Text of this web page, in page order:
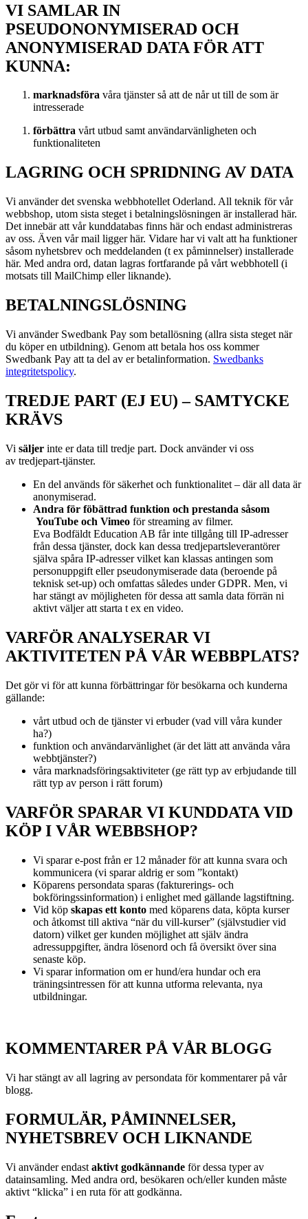
VI SAMLAR IN
PSEUDONONYMISERAD OCH
ANONYMISERAD DATA FÖR ATT
KUNNA:
marknadsföra våra tjänster så att de når ut till de som är
intresserade
förbättra vårt utbud samt användarvänligheten och
funktionaliteten
LAGRING OCH SPRIDNING AV DATA
Vi använder det svenska webbhotellet Oderland. All teknik för vår
webbshop, utom sista steget i betalningslösningen är installerad här.
Det innebär att vår kunddatabas finns här och endast administreras
av oss. Även vår mail ligger här. Vidare har vi valt att ha funktioner
såsom nyhetsbrev och meddelanden (t ex påminnelser) installerade
här. Med andra ord, datan lagras fortfarande på vårt webbhotell (i
motsats till MailChimp eller liknande).
BETALNINGSLÖSNING
Vi använder Swedbank Pay som betallösning (allra sista steget när
du köper en utbildning). Genom att betala hos oss kommer
Swedbank Pay att ta del av er betalinformation. Swedbanks
integritetspolicy.
TREDJE PART (EJ EU) – SAMTYCKE
KRÄVS
Vi säljer inte er data till tredje part. Dock använder vi oss
av tredjepart-tjänster.
En del används för säkerhet och funktionalitet – där all data är
anonymiserad.
Andra för föbättrad funktion och prestanda såsom
YouTube och Vimeo för streaming av filmer.
Eva Bodfäldt Education AB får inte tillgång till IP-adresser
från dessa tjänster, dock kan dessa tredjepartsleverantörer
själva spåra IP-adresser vilket kan klassas antingen som
personuppgift eller pseudonymiserade data (beroende på
teknisk set-up) och omfattas således under GDPR. Men, vi
har stängt av möjligheten för dessa att samla data förrän ni
aktivt väljer att starta t ex en video.
VARFÖR ANALYSERAR VI
AKTIVITETEN PÅ VÅR WEBBPLATS?
Det gör vi för att kunna förbättringar för besökarna och kunderna
gällande:
vårt utbud och de tjänster vi erbuder (vad vill våra kunder
ha?)
funktion och användarvänlighet (är det lätt att använda våra
webbtjänster?)
våra marknadsföringsaktiviteter (ge rätt typ av erbjudande till
rätt typ av person i rätt forum)
VARFÖR SPARAR VI KUNDDATA VID
KÖP I VÅR WEBBSHOP?
Vi sparar e-post från er 12 månader för att kunna svara och
kommunicera (vi sparar aldrig er som ”kontakt)
Köparens persondata sparas (fakturerings- och
bokföringssinformation) i enlighet med gällande lagstiftning.
Vid köp skapas ett konto med köparens data, köpta kurser
och åtkomst till aktiva “när du vill-kurser” (självstudier vid
datorn) vilket ger kunden möjlighet att själv ändra
adressuppgifter, ändra lösenord och få översikt över sina
senaste köp.
Vi sparar information om er hund/era hundar och era
träningsintressen för att kunna utforma relevanta, nya
utbildningar.
KOMMENTARER PÅ VÅR BLOGG
Vi har stängt av all lagring av persondata för kommentarer på vår
blogg.
FORMULÄR, PÅMINNELSER,
NYHETSBREV OCH LIKNANDE
Vi använder endast aktivt godkännande för dessa typer av
datainsamling. Med andra ord, besökaren och/eller kunden måste
aktivt “klicka” i en ruta för att godkänna.